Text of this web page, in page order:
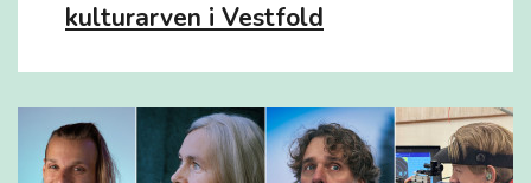
kulturarven i Vestfold